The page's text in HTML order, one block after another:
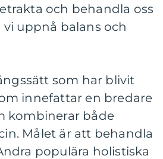
och behandla oss
uppnå balans och
som har blivit
innefattar en bredare
kombinerar både
Målet är att behandla
populära holistiska